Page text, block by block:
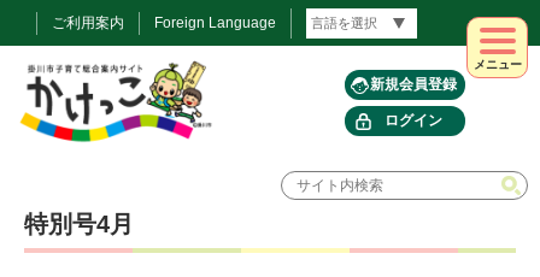
ご利用案内 Foreign Language
新規会員登録
ログイン
メニュー
特別号4月